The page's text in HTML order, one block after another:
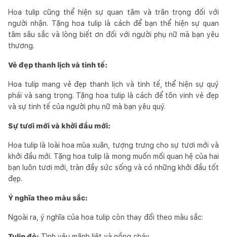
Hoa tulip cũng thể hiện sự quan tâm và trân trọng đối với
người nhận. Tặng hoa tulip là cách để bạn thể hiện sự quan
tâm sâu sắc và lòng biết ơn đối với người phụ nữ mà bạn yêu
thương.
Vẻ đẹp thanh lịch và tinh tế:
Hoa tulip mang vẻ đẹp thanh lịch và tinh tế, thể hiện sự quý
phái và sang trọng. Tặng hoa tulip là cách để tôn vinh vẻ đẹp
và sự tinh tế của người phụ nữ mà bạn yêu quý.
Sự tươi mới và khởi đầu mới:
Hoa tulip là loài hoa mùa xuân, tượng trưng cho sự tươi mới và
khởi đầu mới. Tặng hoa tulip là mong muốn mối quan hệ của hai
bạn luôn tươi mới, tràn đầy sức sống và có những khởi đầu tốt
đẹp.
Ý nghĩa theo màu sắc:
Ngoài ra, ý nghĩa của hoa tulip còn thay đổi theo màu sắc: